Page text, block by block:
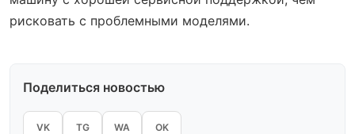
рисковать с проблемными моделями.
Поделиться новостью
VK TG WA OK